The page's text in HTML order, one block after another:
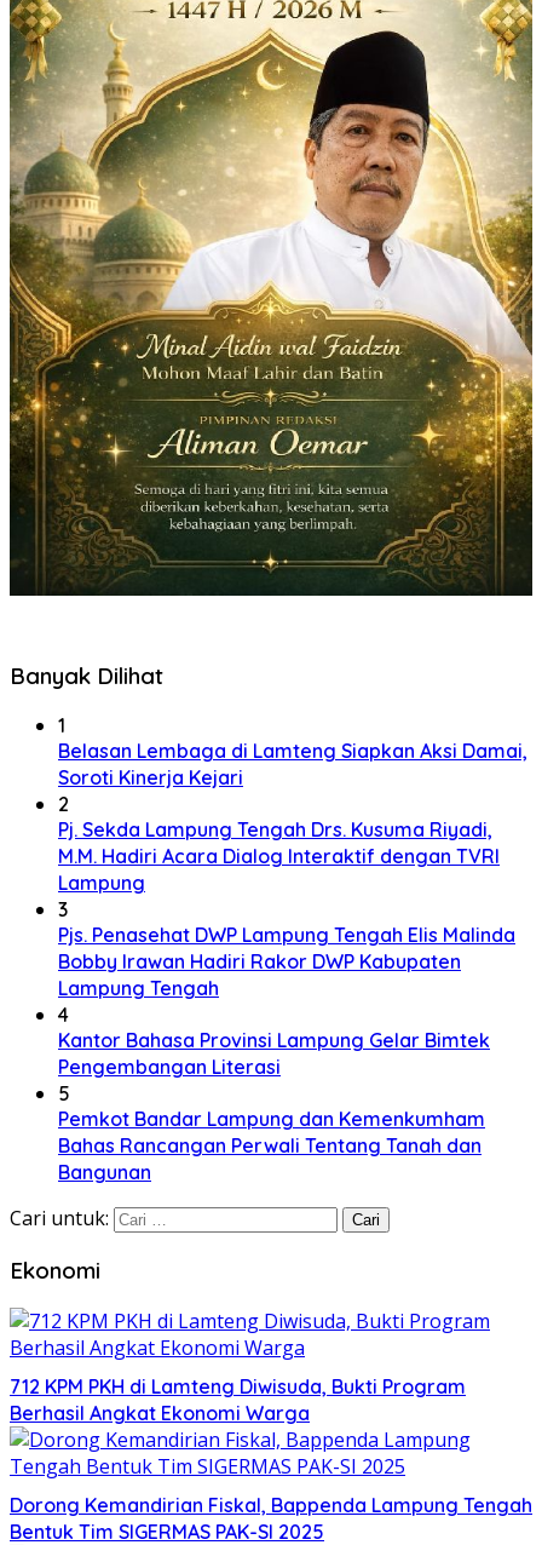
Banyak Dilihat
1
Belasan Lembaga di Lamteng Siapkan Aksi Damai,
Soroti Kinerja Kejari
2
Pj. Sekda Lampung Tengah Drs. Kusuma Riyadi,
M.M. Hadiri Acara Dialog Interaktif dengan TVRI
Lampung
3
Pjs. Penasehat DWP Lampung Tengah Elis Malinda
Bobby Irawan Hadiri Rakor DWP Kabupaten
Lampung Tengah
4
Kantor Bahasa Provinsi Lampung Gelar Bimtek
Pengembangan Literasi
5
Pemkot Bandar Lampung dan Kemenkumham
Bahas Rancangan Perwali Tentang Tanah dan
Bangunan
Cari untuk:
Ekonomi
712 KPM PKH di Lamteng Diwisuda, Bukti Program
Berhasil Angkat Ekonomi Warga
Dorong Kemandirian Fiskal, Bappenda Lampung Tengah
Bentuk Tim SIGERMAS PAK-SI 2025